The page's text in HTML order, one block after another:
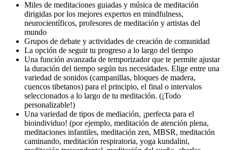
Miles de meditaciones guiadas y música de meditación
dirigidas por los mejores expertos en mindfulness,
neurocientíficos, profesores de meditación y artistas del
mundo
Grupos de debate y actividades de creación de comunidad
La opción de seguir tu progreso a lo largo del tiempo
Una función avanzada de temporizador que te permite ajustar
la duración del tiempo según tus necesidades. Elige entre una
variedad de sonidos (campanillas, bloques de madera,
cuencos tibetanos) para el principio, el final o intervalos
seleccionados a lo largo de tu meditación. (¡Todo
personalizable!)
Una variedad de tipos de mediación, ¡perfecta para el
bioindividuo! (por ejemplo, meditación de atención plena,
meditaciones infantiles, meditación zen, MBSR, meditación
caminando, meditación respiratoria, yoga kundalini,